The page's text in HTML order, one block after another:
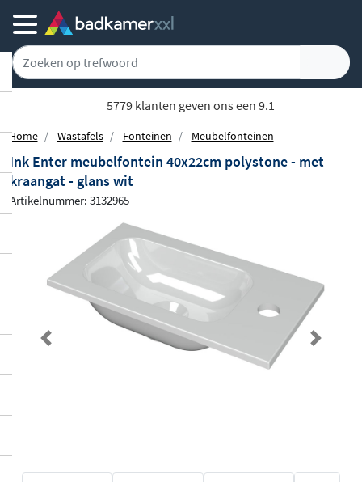
5779 klanten geven ons een 9.1
Home Wastafels Fonteinen Meubelfonteinen
Ink Enter meubelfontein 40x22cm polystone - met
kraangat - glans wit
Artikelnummer: 3132965
Previous Next